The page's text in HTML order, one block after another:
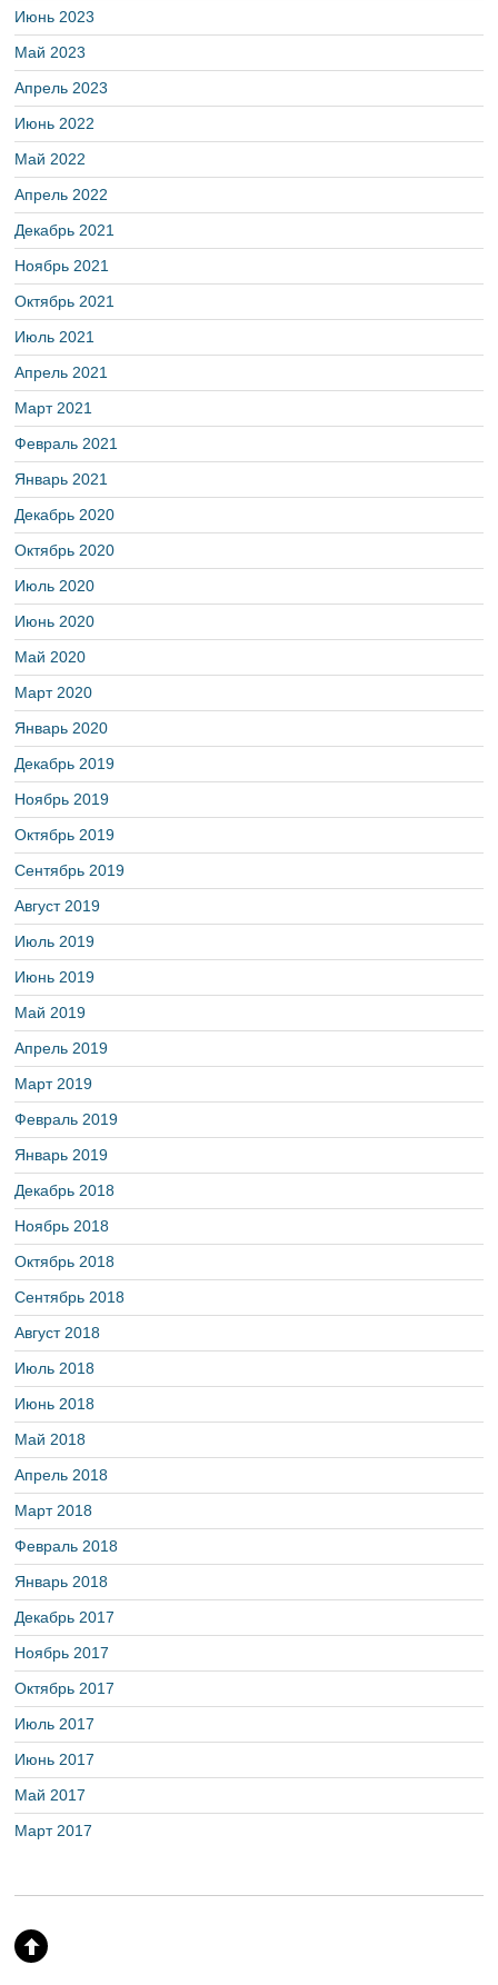
Июнь 2023
Май 2023
Апрель 2023
Июнь 2022
Май 2022
Апрель 2022
Декабрь 2021
Ноябрь 2021
Октябрь 2021
Июль 2021
Апрель 2021
Март 2021
Февраль 2021
Январь 2021
Декабрь 2020
Октябрь 2020
Июль 2020
Июнь 2020
Май 2020
Март 2020
Январь 2020
Декабрь 2019
Ноябрь 2019
Октябрь 2019
Сентябрь 2019
Август 2019
Июль 2019
Июнь 2019
Май 2019
Апрель 2019
Март 2019
Февраль 2019
Январь 2019
Декабрь 2018
Ноябрь 2018
Октябрь 2018
Сентябрь 2018
Август 2018
Июль 2018
Июнь 2018
Май 2018
Апрель 2018
Март 2018
Февраль 2018
Январь 2018
Декабрь 2017
Ноябрь 2017
Октябрь 2017
Июль 2017
Июнь 2017
Май 2017
Март 2017